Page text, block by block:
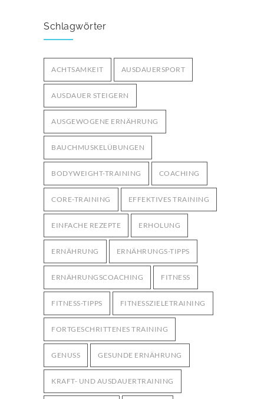
Training ohne Geräte
12. OKTOBER 2024
Schlagwörter
ACHTSAMKEIT AUSDAUERSPORT
AUSDAUER STEIGERN
AUSGEWOGENE ERNÄHRUNG
BAUCHMUSKELÜBUNGEN
BODYWEIGHT-TRAINING COACHING
CORE-TRAINING EFFEKTIVES TRAINING
EINFACHE REZEPTE ERHOLUNG
ERNÄHRUNG ERNÄHRUNGS-TIPPS
ERNÄHRUNGSCOACHING FITNESS
FITNESS-TIPPS FITNESSZIELETRAINING
FORTGESCHRITTENES TRAINING
GENUSS GESUNDE ERNÄHRUNG
KRAFT- UND AUSDAUERTRAINING